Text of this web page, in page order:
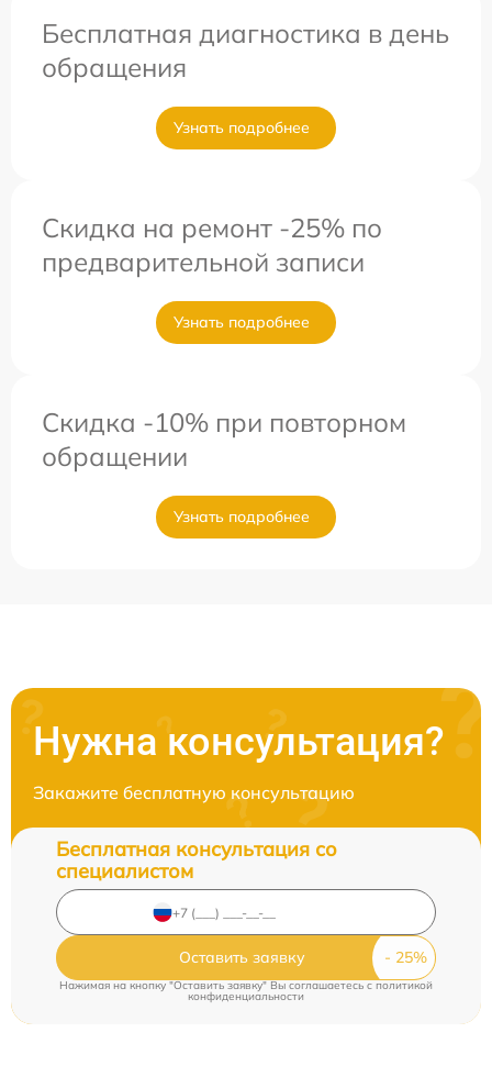
Бесплатная диагностика в день
обращения
Узнать подробнее
Скидка на ремонт -25% по
предварительной записи
Узнать подробнее
Скидка -10% при повторном
обращении
Узнать подробнее
Нужна консультация?
Закажите бесплатную консультацию
Бесплатная консультация со
специалистом
Оставить заявку
Нажимая на кнопку "Оставить заявку" Вы соглашаетесь c политикой
конфиденциальности